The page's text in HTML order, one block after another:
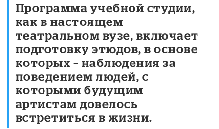
Программа учебной студии,
как в настоящем
театральном вузе, включает
подготовку этюдов, в основе
которых – наблюдения за
поведением людей, с
которыми будущим
артистам довелось
встретиться в жизни.